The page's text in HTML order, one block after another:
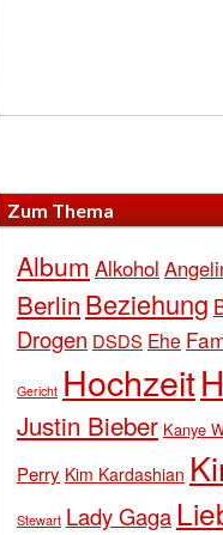
Zum Thema
Album Alkohol
Berlin Beziehung
Drogen DSDS Ehe
Gericht Hochzeit
Justin Bieber Kanye
Perry Kim Kardashian
Stewart Lady Gaga